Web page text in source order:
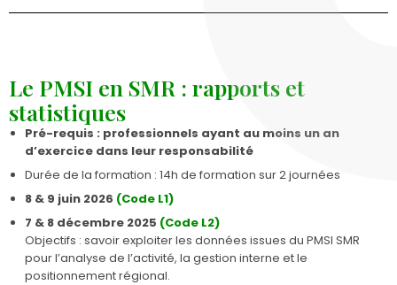
Le PMSI en SMR : rapports et
statistiques
Pré-requis : professionnels ayant au moins un an
d’exercice dans leur responsabilité
Durée de la formation : 14h de formation sur 2 journées
8 & 9 juin 2026 (Code L1)
7 & 8 décembre 2025 (Code L2)
Objectifs : savoir exploiter les données issues du PMSI SMR
pour l’analyse de l’activité, la gestion interne et le
positionnement régional.